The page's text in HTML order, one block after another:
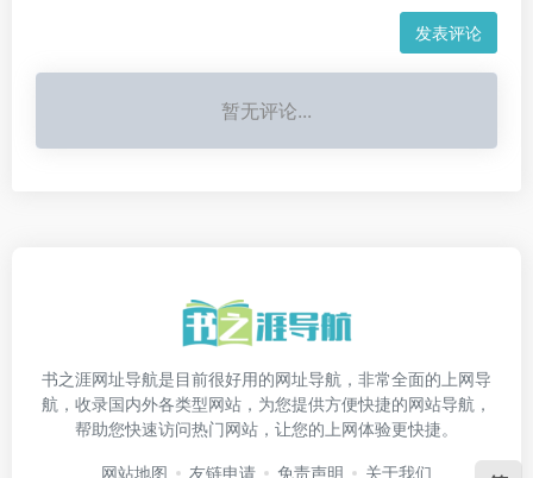
发表评论
暂无评论...
书之涯网址导航是目前很好用的网址导航，非常全面的上网导
航，收录国内外各类型网站，为您提供方便快捷的网站导航，
帮助您快速访问热门网站，让您的上网体验更快捷。
网站地图 友链申请 免责声明 关于我们